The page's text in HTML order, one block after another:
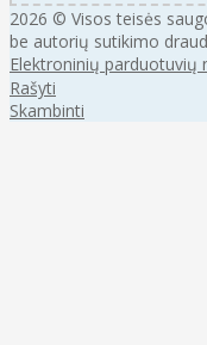
2026 © Visos teisės
be autorių sutikimo
Elektroninių parduotuvių
Rašyti
Skambinti